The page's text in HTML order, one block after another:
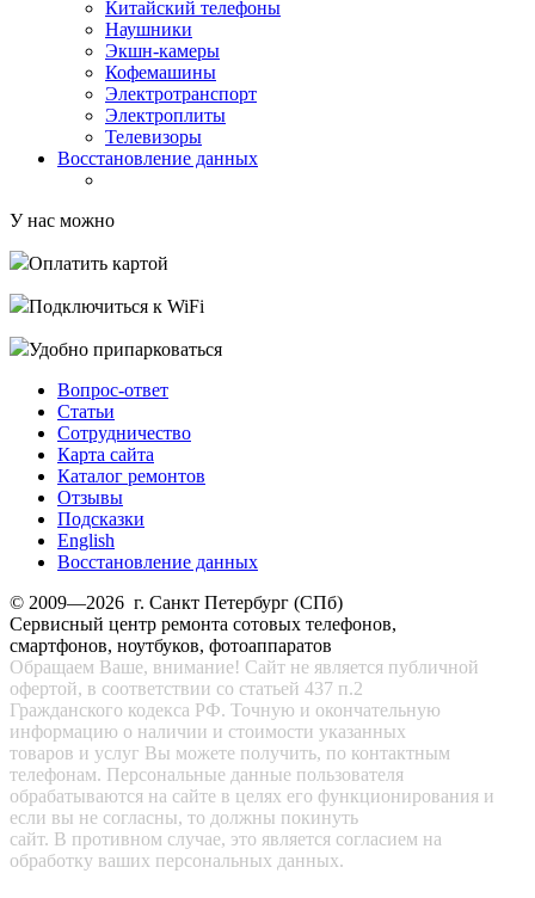
Китайский телефоны
Наушники
Экшн-камеры
Кофемашины
Электротранспорт
Электроплиты
Телевизоры
Восстановление данных
У нас можно
Оплатить картой
Подключиться к WiFi
Удобно припарковаться
Вопрос-ответ
Статьи
Сотрудничество
Карта сайта
Каталог ремонтов
Отзывы
Подсказки
English
Восстановление данных
© 2009—2026 г. Санкт Петербург (СПб)
Сервисный центр ремонта сотовых телефонов,
смартфонов, ноутбуков, фотоаппаратов
Обращаем Ваше, внимание! Сайт не является публичной
офертой, в соответствии со статьей 437 п.2
Гражданского кодекса РФ. Точную и окончательную
информацию о наличии и стоимости указанных
товаров и услуг Вы можете получить, по контактным
телефонам. Персональные данные пользователя
обрабатываются на сайте в целях его функционирования и
если вы не согласны, то должны покинуть
сайт. В противном случае, это является согласием на
обработку ваших персональных данных.